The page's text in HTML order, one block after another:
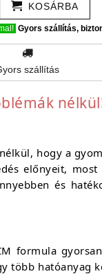
KOSÁRBA
Gyors szállítás,
szállítás
hogy a
előnyeit,
és
formula
több hatóanyag